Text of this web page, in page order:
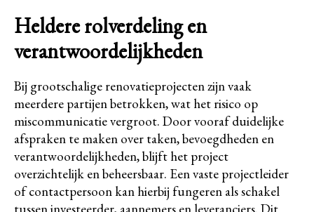
Heldere rolverdeling en
verantwoordelijkheden
Bij grootschalige renovatieprojecten zijn vaak
meerdere partijen betrokken, wat het risico op
miscommunicatie vergroot. Door vooraf duidelijke
afspraken te maken over taken, bevoegdheden en
verantwoordelijkheden, blijft het project
overzichtelijk en beheersbaar. Een vaste projectleider
of contactpersoon kan hierbij fungeren als schakel